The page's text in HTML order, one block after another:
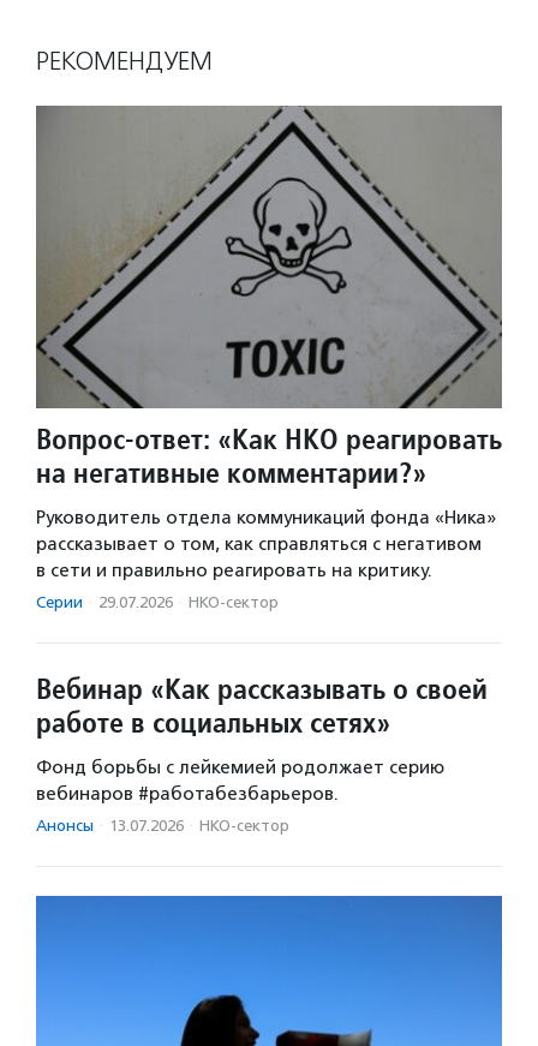
РЕКОМЕНДУЕМ
Вопрос-ответ: «Как НКО реагировать
на негативные комментарии?»
Руководитель отдела коммуникаций фонда «Ника»
рассказывает о том, как справляться с негативом
в сети и правильно реагировать на критику.
Серии · 29.07.2026 · НКО-сектор
Вебинар «Как рассказывать о своей
работе в социальных сетях»
Фонд борьбы с лейкемией родолжает серию
вебинаров #работабезбарьеров.
Анонсы · 13.07.2026 · НКО-сектор